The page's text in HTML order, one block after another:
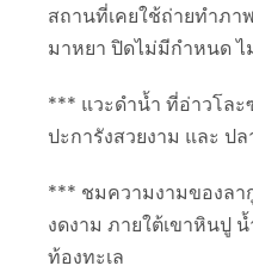
สถานที่เคยใช้ถ่ายทำภา
มาหยา ปิดไม่มีกำหนด ไ
*** แวะดำน้ำ ที่อ่าวโล
ปะการังสวยงาม และ ป
*** ชมความงามของลา
งดงาม ภายใต้เขาหินปู
ท้องทะเล